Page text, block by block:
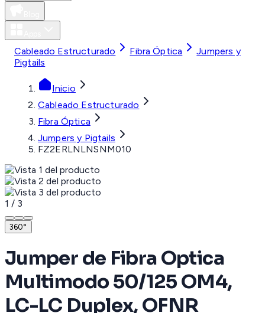
Cableado Estructurado Fibra Óptica
Jumpers y
Pigtails
Inicio
Cableado Estructurado
Fibra Óptica
Jumpers y Pigtails
FZ2ERLNLNSNM010
1 / 3
360°
Jumper de Fibra Optica
Multimodo 50/125 OM4,
LC-LC Duplex, OFNR